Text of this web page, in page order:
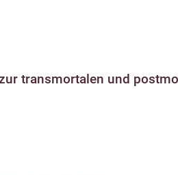
transmortalen und